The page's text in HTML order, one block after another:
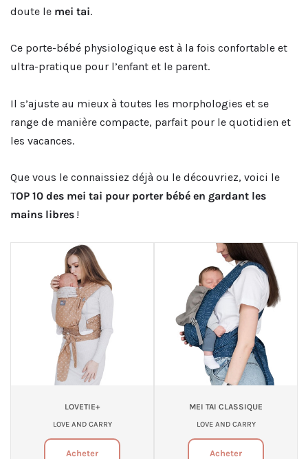
doute le mei tai.
Ce porte-bébé physiologique est à la fois confortable et
ultra-pratique pour l’enfant et le parent.
Il s’ajuste au mieux à toutes les morphologies et se
range de manière compacte, parfait pour le quotidien et
les vacances.
Que vous le connaissiez déjà ou le découvriez, voici le
TOP 10 des mei tai pour porter bébé en gardant les
mains libres !
LOVETIE+
LOVE AND CARRY
Acheter
MEI TAI CLASSIQUE
LOVE AND CARRY
Acheter